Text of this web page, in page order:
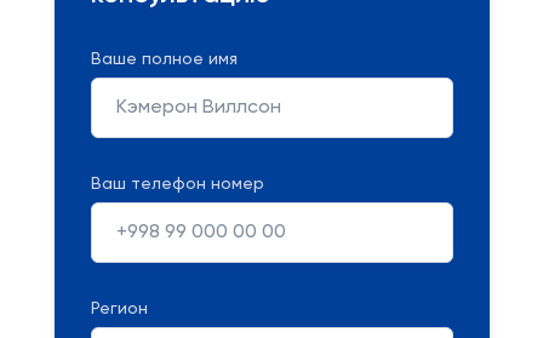
Ваше полное имя
Ваш телефон номер
Регион